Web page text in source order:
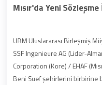
Mısır'da Yeni
UBM Uluslararası Birleşmiş
SSF Ingenieure AG (Lider-
Corporation (Kore) / EHAF
Beni Suef şehirlerini birbirine